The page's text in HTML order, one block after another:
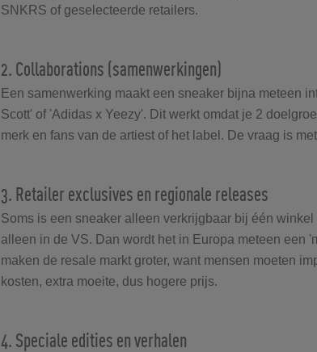
SNKRS of geselecteerde retailers.
2. Collaborations (samenwerkingen)
Een samenwerking maakt een sneaker bijna meteen
Scott' of 'Adidas x Yeezy'. Dit werkt omdat je 2
merk en fans van de artiest of het label. De vraag is
3. Retailer exclusives en regionale releases
Soms is een sneaker alleen verkrijgbaar bij één
alleen in de VS. Dan wordt het in Europa meteen een
maken de resale markt groter, want mensen moeten
kosten, extra moeite, dus hogere prijs.
4. Speciale edities en verhalen